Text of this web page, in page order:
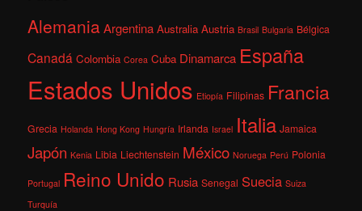
AlemaniaArgentina Australia Austria Brasil Bulgaria Bélgica
Canadá Colombia Corea Cuba Dinamarca España
Estados Unidos Etiopía Filipinas Francia
Grecia Holanda Hong Kong Hungría Irlanda Israel Italia Jamaica
Japón Kenia Libia Liechtenstein México Noruega Perú Polonia
Portugal Reino Unido Rusia Senegal Suecia Suiza
Turquía